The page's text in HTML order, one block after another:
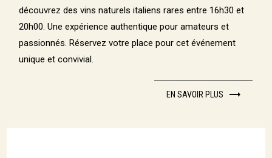
découvrez des vins naturels italiens rares entre 16h30 et
20h00. Une expérience authentique pour amateurs et
passionnés. Réservez votre place pour cet événement
unique et convivial.
EN SAVOIR PLUS